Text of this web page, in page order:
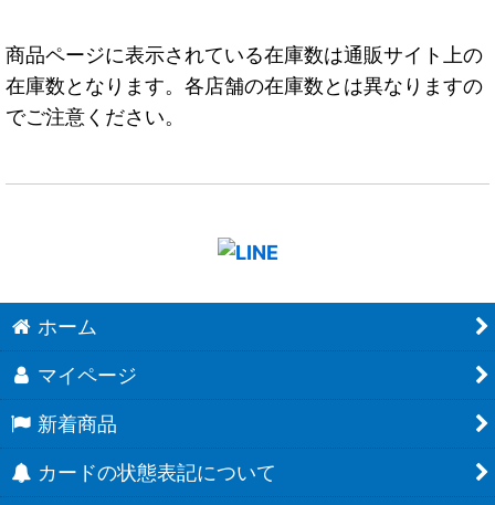
商品ページに表示されている在庫数は通販サイト上の
在庫数となります。各店舗の在庫数とは異なりますの
でご注意ください。
ホーム
マイページ
新着商品
カードの状態表記について